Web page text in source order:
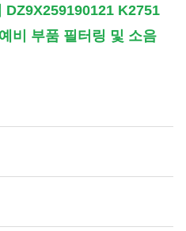
DZ9X259190121 K2751
비 부품 필터링 및 소음